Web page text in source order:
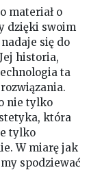
materiał o
dzięki swoim
się do
historia,
ta
nie tylko
która
tylko
W miarę jak
spodziewać